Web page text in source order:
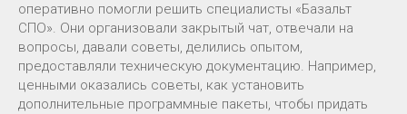
оперативно помогли решить специалисты «Базальт
СПО». Они организовали закрытый чат, отвечали на
вопросы, давали советы, делились опытом,
предоставляли техническую документацию. Например,
ценными оказались советы, как установить
дополнительные программные пакеты, чтобы придать